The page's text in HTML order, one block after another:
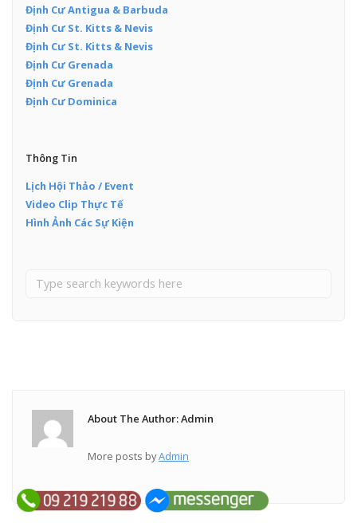
Định Cư Antigua & Barbuda
Định Cư St. Kitts & Nevis
Định Cư St. Kitts & Nevis
Định Cư Grenada
Định Cư Grenada
Định Cư Dominica
Thông Tin
Lịch Hội Thảo / Event
Video Clip Thực Tế
Hình Ảnh Các Sự Kiện
About The Author: Admin
More posts byAdmin